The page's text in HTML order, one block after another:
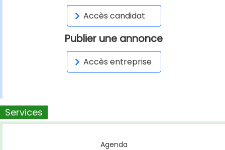
Accès candidat
Publier une annonce
Accès entreprise
Services
Agenda